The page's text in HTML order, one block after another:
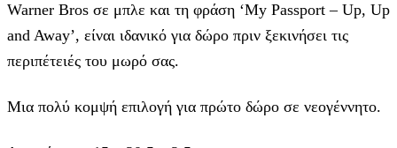
Warner Bros σε μπλε και τη φράση ‘My Passport – Up, Up
and Away’, είναι ιδανικό για δώρο πριν ξεκινήσει τις
περιπέτειές του μωρό σας.
Μια πολύ κομψή επιλογή για πρώτο δώρο σε νεογέννητο.